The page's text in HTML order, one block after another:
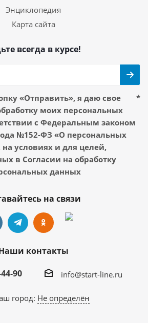
Энциклопедия
Карта сайта
всегда в курсе!
«Отправить», я даю свое
моих персональных
с Федеральным законом
№152-ФЗ «О персональных
условиях и для целей,
в Согласии на обработку
данных
*
на связи
контакты
90
info@start-line.ru
город: Не определён